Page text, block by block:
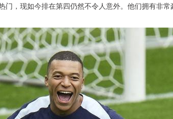
门，现如今排在第四仍然不令人意外。他们拥有非